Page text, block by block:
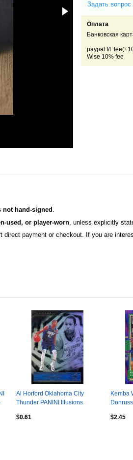
Задать
Оплата
Банковская
paypal f/f
Wise 10% fee
not hand-signed .
used, or player-worn , unless explicitly
direct payment or checkout. If you are
Al Horford Oklahoma City
Thunder PANINI Illusions
$0.61
Kemba
$2.45